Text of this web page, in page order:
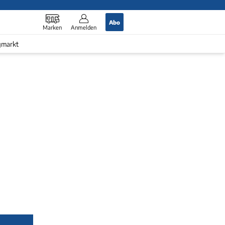
Marken Anmelden
Abo